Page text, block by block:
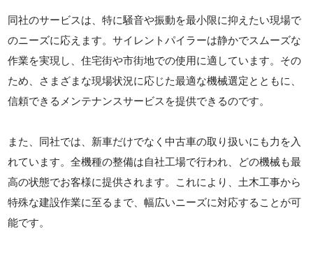
同社のサービスは、特に騒音や振動を最小限に抑えたい現場で
のニーズに応えます。サイレントパイラーは静かでスムーズな
作業を実現し、住宅街や市街地での使用に適しています。その
ため、さまざまな現場状況に応じた最適な機械選定とともに、
信頼できるメンテナンスサービスを提供できるのです。
また、同社では、新車だけでなく中古車の取り扱いにも力を入
れています。全機種の整備は自社工場で行われ、どの機械も最
高の状態でお客様に提供されます。これにより、土木工事から
特殊な建設作業に至るまで、幅広いニーズに対応することが可
能です。